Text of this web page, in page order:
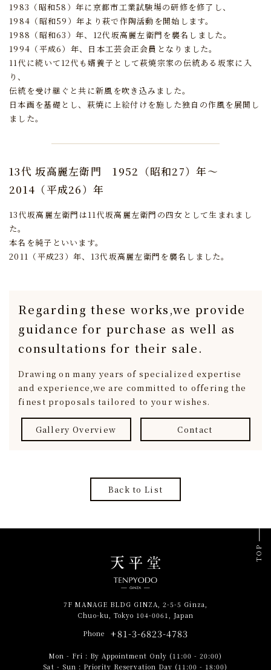
1983（昭和58）年に京都市工業試験場の研修を修了し、
1984（昭和59）年より萩で作陶活動を開始します。
1988（昭和63）年、12代坂高麗左衛門を襲名しました。
1994（平成6）年、日本工芸会正会員となりました。
11代に続いて12代も婿養子として萩焼宗家の伝統ある坂家に入
り、
伝統を受け継ぐと共に新風を吹き込みました。
日本画を基礎とし、萩焼に上絵付けを施した独自の作風を展開し
ました。
13代 坂高麗左衛門1952（昭和27）年～
2014（平成26）年
13代坂高麗左衛門は11代坂高麗左衛門の四女として生まれまし
た。
本名を純子といいます。
2011（平成23）年、13代坂高麗左衛門を襲名しました。
Regarding these works,we provide
guidance for purchase as well as
consultations for their sale.
Drawing on many years of specialized expertise
and experience,we are committed to offering the
finest proposals tailored to your wishes.
Gallery Overview Contact
Back to List
7F MANAGE BLDG GINZA, 2-5-5 Ginza,
Chuo-ku, Tokyo 104-0061, Japan
Phone
+81-3-6823-4783
Mon - Fri : By Appointment Only (11:00 - 20:00)
Sat - Sun : Priority Reservation Day (11:00 - 18:00)
TOP